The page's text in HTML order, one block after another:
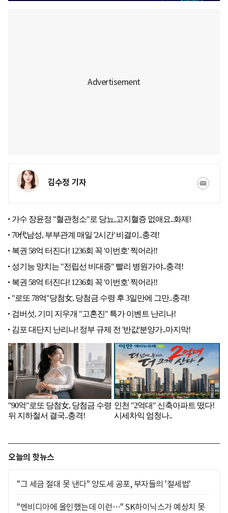
김수정 기자
오늘의 핫뉴스
"그 세금 절대 못 낸다" 양도세 공포, 부자들의 '절세법'
"엔비디아에 올인했는데 이런…" SK하이닉스가 예상치 못